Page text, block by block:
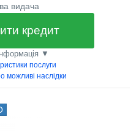
видача
кредит
▼
послуги
можливі наслідки